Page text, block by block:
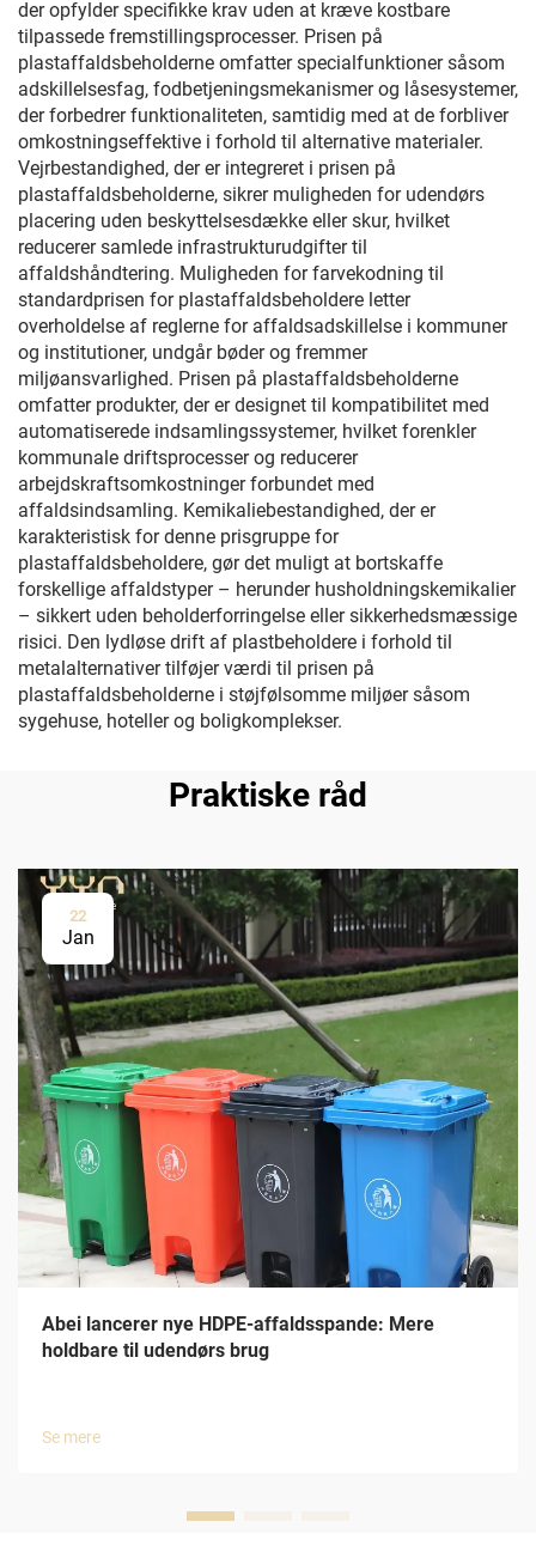
der opfylder specifikke krav uden at kræve kostbare
tilpassede fremstillingsprocesser. Prisen på
plastaffaldsbeholderne omfatter specialfunktioner såsom
adskillelsesfag, fodbetjeningsmekanismer og låsesystemer,
der forbedrer funktionaliteten, samtidig med at de forbliver
omkostningseffektive i forhold til alternative materialer.
Vejrbestandighed, der er integreret i prisen på
plastaffaldsbeholderne, sikrer muligheden for udendørs
placering uden beskyttelsesdække eller skur, hvilket
reducerer samlede infrastrukturudgifter til
affaldshåndtering. Muligheden for farvekodning til
standardprisen for plastaffaldsbeholdere letter
overholdelse af reglerne for affaldsadskillelse i kommuner
og institutioner, undgår bøder og fremmer
miljøansvarlighed. Prisen på plastaffaldsbeholderne
omfatter produkter, der er designet til kompatibilitet med
automatiserede indsamlingssystemer, hvilket forenkler
kommunale driftsprocesser og reducerer
arbejdskraftsomkostninger forbundet med
affaldsindsamling. Kemikaliebestandighed, der er
karakteristisk for denne prisgruppe for
plastaffaldsbeholdere, gør det muligt at bortskaffe
forskellige affaldstyper – herunder husholdningskemikalier
– sikkert uden beholderforringelse eller sikkerhedsmæssige
risici. Den lydløse drift af plastbeholdere i forhold til
metalalternativer tilføjer værdi til prisen på
plastaffaldsbeholderne i støjfølsomme miljøer såsom
sygehuse, hoteller og boligkomplekser.
Praktiske råd
22
Jan
Abei lancerer nye HDPE-affaldsspande: Mere
holdbare til udendørs brug
Se mere